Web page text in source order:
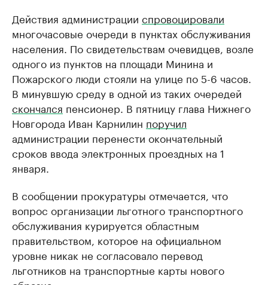
Действия администрации спровоцировали
многочасовые очереди в пунктах обслуживания
населения. По свидетельствам очевидцев, возле
одного из пунктов на площади Минина и
Пожарского люди стояли на улице по 5-6 часов.
В минувшую среду в одной из таких очередей
скончался пенсионер. В пятницу глава Нижнего
Новгорода Иван Карнилин поручил
администрации перенести окончательный
сроков ввода электронных проездных на 1
января.
В сообщении прокуратуры отмечается, что
вопрос организации льготного транспортного
обслуживания курируется областным
правительством, которое на официальном
уровне никак не согласовало перевод
льготников на транспортные карты нового